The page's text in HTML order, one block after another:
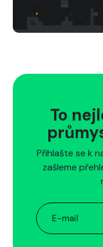
To
Přihlašte se k
zašleme